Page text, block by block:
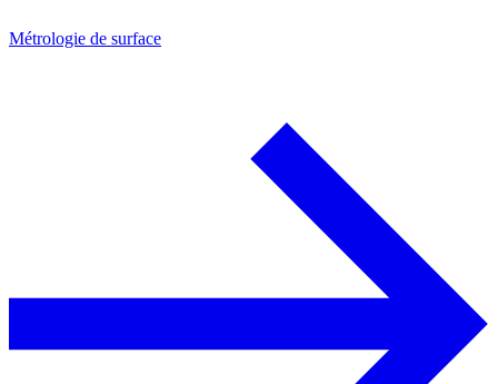
Métrologie de surface